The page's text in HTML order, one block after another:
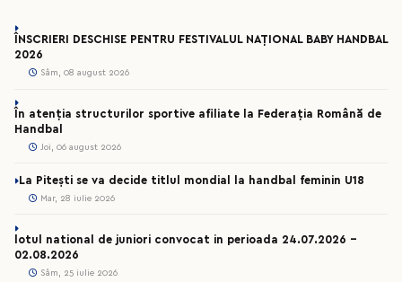
ÎNSCRIERI DESCHISE PENTRU FESTIVALUL NAȚIONAL BABY HANDBAL
2026
Sâm, 08 august 2026
În atenția structurilor sportive afiliate la Federația Română de
Handbal
Joi, 06 august 2026
La Pitești se va decide titlul mondial la handbal feminin U18
Mar, 28 iulie 2026
lotul national de juniori convocat in perioada 24.07.2026 –
02.08.2026
Sâm, 25 iulie 2026